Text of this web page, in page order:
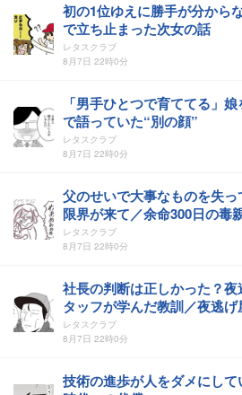
初の1位ゆえに勝手が分から
で立ち止まった次女の話
レタスクラブ
8月7日 22時0分
「男手ひとつで育ててる」
で語っていた“別の顔”
レタスクラブ
8月7日 22時0分
父のせいで大事なものを失
限界が来て／余命300日の毒
レタスクラブ
8月7日 22時0分
社長の判断は正しかった？
タッフが学んだ教訓／夜逃げ
レタスクラブ
8月7日 22時0分
技術の進歩が人をダメにし